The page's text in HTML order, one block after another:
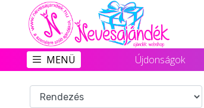
Viszonteladóknak
Újdonságok
Grill Party Kellékek ❤️
MENÜ Újdonságok